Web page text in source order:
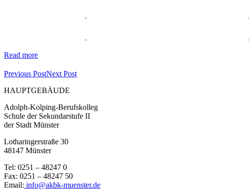
Read more
Previous PostNext Post
HAUPTGEBÄUDE
Adolph-Kolping-Berufskolleg
Schule der Sekundarstufe II
der Stadt Münster
Lotharingerstraße 30
48147 Münster
Tel: 0251 – 48247 0
Fax: 0251 – 48247 50
Email: info@akbk-muenster.de